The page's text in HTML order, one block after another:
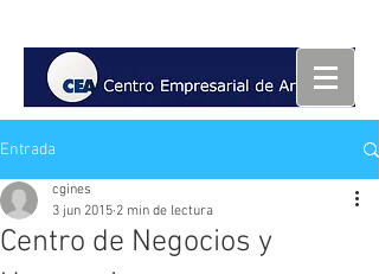
Entrada
Centro de Negocios y
cgines
3 jun 2015 2 min de lectura